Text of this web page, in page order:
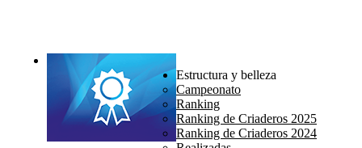
Estructura y belleza
Campeonato
Ranking
Ranking de Criaderos 2025
Ranking de Criaderos 2024